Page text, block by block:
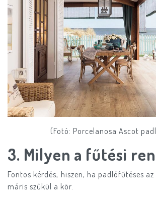
(Fotó: Porcelanosa Ascot
​3. Milyen a fűtési
Fontos kérdés, hiszen, ha padlófűtéses
máris szűkül a kör.